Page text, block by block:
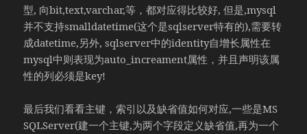
型, 向bit,text,varchar,等，都对应得比较好, 但是,mysql
并不支持smalldatetime(这个是sqlserver特有的),需要转
成datetime,另外, sqlserver中的identity自增长属性在
mysql中则表现为auto_increament属性，并且声明该属
性的列必须是key!
最后我们看看主键，索引以及缺省值如何对应,一些是MS
SQLServer(建一个主键,为两个字段定义缺省值,再为一个